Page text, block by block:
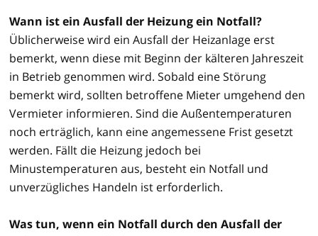
Wann ist ein Ausfall der Heizung ein Notfall?
Üblicherweise wird ein Ausfall der Heizanlage erst
bemerkt, wenn diese mit Beginn der kälteren Jahreszeit
in Betrieb genommen wird. Sobald eine Störung
bemerkt wird, sollten betroffene Mieter umgehend den
Vermieter informieren. Sind die Außentemperaturen
noch erträglich, kann eine angemessene Frist gesetzt
werden. Fällt die Heizung jedoch bei
Minustemperaturen aus, besteht ein Notfall und
unverzügliches Handeln ist erforderlich.
Was tun, wenn ein Notfall durch den Ausfall der